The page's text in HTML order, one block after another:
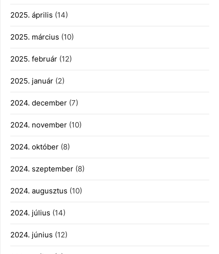
2025. április (14)
2025. március (10)
2025. február (12)
2025. január (2)
2024. december (7)
2024. november (10)
2024. október (8)
2024. szeptember (8)
2024. augusztus (10)
2024. július (14)
2024. június (12)